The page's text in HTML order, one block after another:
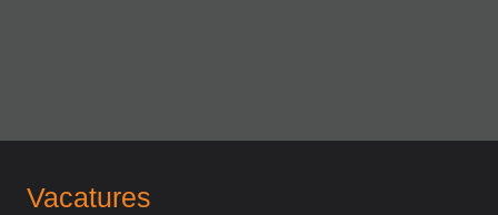
Vacatures